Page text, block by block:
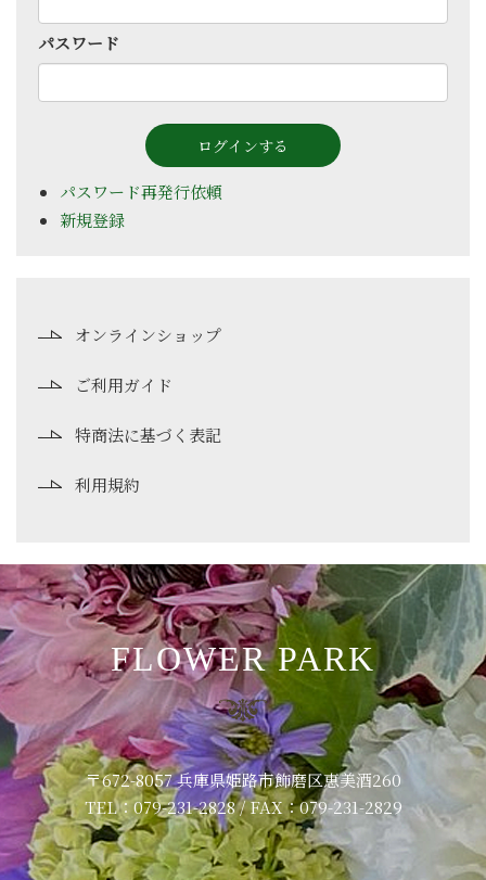
パスワード
パスワード再発行依頼
新規登録
オンラインショップ
ご利用ガイド
特商法に基づく表記
利用規約
FLOWER PARK
〒672-8057 兵庫県姫路市飾磨区恵美酒260
TEL：079-231-2828 / FAX：079-231-2829